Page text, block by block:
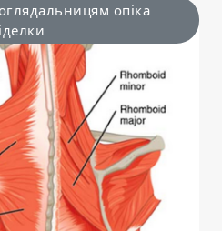
опіка